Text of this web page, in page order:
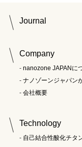
Journal
Company
nanozone JAPANに
ナノゾーンジャパン
会社概要
Technology
自己結合性酸化チタ